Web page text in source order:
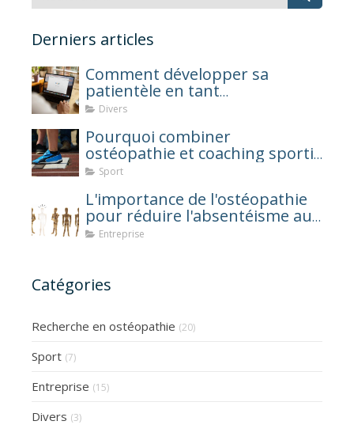
Derniers articles
Comment développer sa
patientèle en tant
qu'ostéopathe ?
Divers
Pourquoi combiner
ostéopathie et coaching sportif
après une blessure ?
Sport
L'importance de l'ostéopathie
pour réduire l'absentéisme au
travail
Entreprise
Catégories
Recherche en ostéopathie (20)
Sport (7)
Entreprise (15)
Divers (3)